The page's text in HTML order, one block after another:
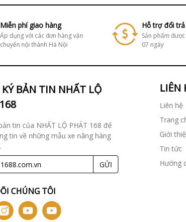
Miễn phí giao hàng
Áp dụng với các đơn hàng vận
chuyển nội thành Hà Nội
Hỗ trợ đổi
Sản phẩm
07 ngày
BẢN TIN NHẤT LỘ
tin của NHẤT LỘ PHÁT 168 để
tin về những mẫu xe nâng hàng
GỬI
CHÚNG TÔI
LIÊN
Liên hệ
Trang
Giới
Tin tức
Hướng